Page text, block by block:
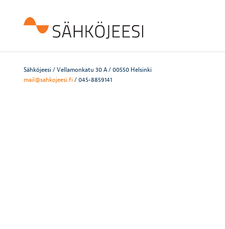
Sähköjeesi / Vellamonkatu 30 A / 00550 Helsinki
mail@sahkojeesi.fi/ 045-8859141